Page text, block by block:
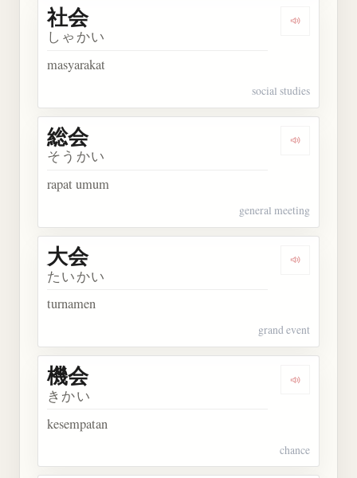
Dengarkan
社会
しゃかい
masyarakat
social studies
Dengarkan
総会
そうかい
rapat umum
general meeting
Dengarkan
大会
たいかい
turnamen
grand event
Dengarkan
機会
きかい
kesempatan
chance